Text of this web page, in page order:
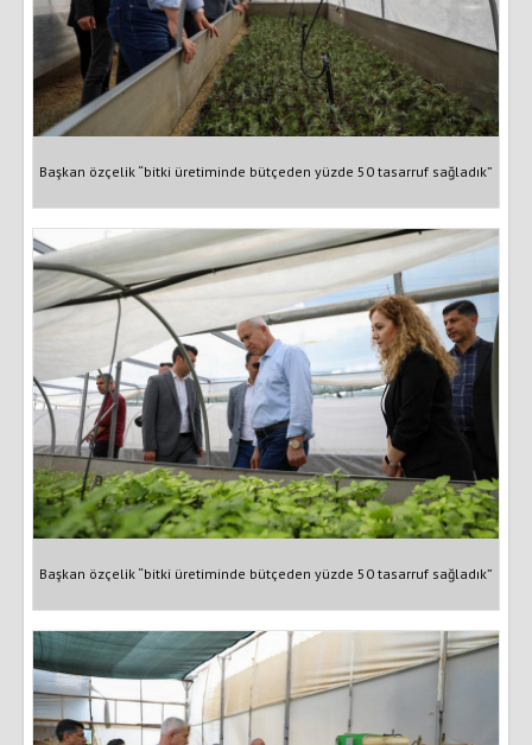
Başkan özçelik “bitki üretiminde bütçeden yüzde 50 tasarruf sağladık”
Başkan özçelik “bitki üretiminde bütçeden yüzde 50 tasarruf sağladık”